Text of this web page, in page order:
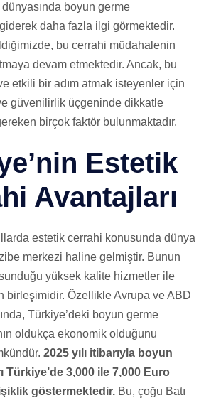
boyun germe
daha fazla ilgi görmektedir.
bu cerrahi müdahalenin
devam etmektedir. Ancak, bu
etkili bir adım atmak isteyenler için
güvenilirlik üçgeninde dikkatle
birçok faktör bulunmaktadır.
Estetik
Avantajları
estetik cerrahi konusunda dünya
merkezi haline gelmiştir. Bunun
yüksek kalite hizmetler ile
birleşimidir. Özellikle Avrupa ve ABD
Türkiye’deki boyun germe
oldukça ekonomik olduğunu
2025 yılı itibarıyla boyun
Türkiye’de 3,000 ile 7,000 Euro
göstermektedir. Bu, çoğu Batı